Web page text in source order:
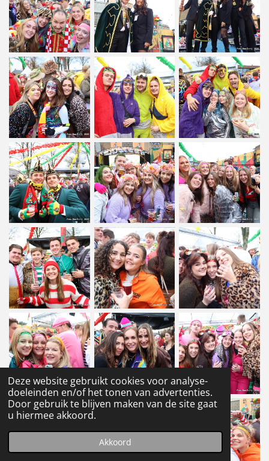
Deze website gebruikt cookies voor analyse-
doeleinden en/of het tonen van advertenties.
Door gebruik te blijven maken van de site gaat
u hiermee akkoord.
Akkoord